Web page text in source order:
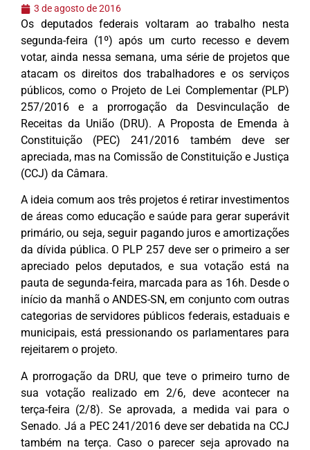
3 de agosto de 2016
Os deputados federais voltaram ao trabalho nesta
segunda-feira (1º) após um curto recesso e devem
votar, ainda nessa semana, uma série de projetos que
atacam os direitos dos trabalhadores e os serviços
públicos, como o Projeto de Lei Complementar (PLP)
257/2016 e a prorrogação da Desvinculação de
Receitas da União (DRU). A Proposta de Emenda à
Constituição (PEC) 241/2016 também deve ser
apreciada, mas na Comissão de Constituição e Justiça
(CCJ) da Câmara.
A ideia comum aos três projetos é retirar investimentos
de áreas como educação e saúde para gerar superávit
primário, ou seja, seguir pagando juros e amortizações
da dívida pública. O PLP 257 deve ser o primeiro a ser
apreciado pelos deputados, e sua votação está na
pauta de segunda-feira, marcada para as 16h. Desde o
início da manhã o ANDES-SN, em conjunto com outras
categorias de servidores públicos federais, estaduais e
municipais, está pressionando os parlamentares para
rejeitarem o projeto.
A prorrogação da DRU, que teve o primeiro turno de
sua votação realizado em 2/6, deve acontecer na
terça-feira (2/8). Se aprovada, a medida vai para o
Senado. Já a PEC 241/2016 deve ser debatida na CCJ
também na terça. Caso o parecer seja aprovado na